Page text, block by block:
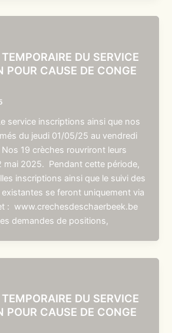
DU SERVICE
POUR CAUSE DE CONGE
service inscriptions ainsi que nos
du jeudi 01/05/25 au vendredi
19 crèches rouvriront leurs
mai 2025. Pendant cette période,
inscriptions ainsi que le suivi des
se feront uniquement via
: www.crechesdeschaerbeek.be
demandes de positions,
DU SERVICE
POUR CAUSE DE CONGE